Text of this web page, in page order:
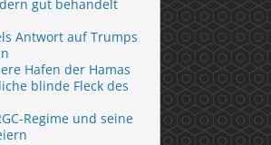
gut behandelt
Antwort auf Trumps
Hafen der Hamas
blinde Fleck des
Regime und seine